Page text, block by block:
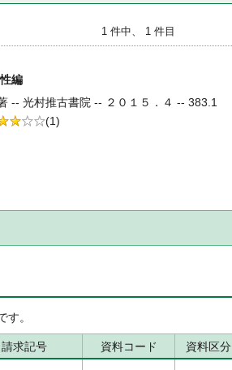
1 件中、 1 件目
性編
-- 光村推古書院 -- ２０１５．４ -- 383.1
階評価
(1)
す。
請求記号 資料コード 資料区分